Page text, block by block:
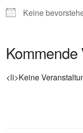
Keine
Kommende
<li>Keine